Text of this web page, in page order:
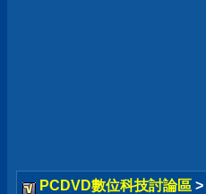
PCDVD數位科技討論區 >